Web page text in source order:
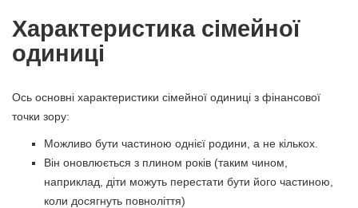
Характеристика сімейної
одиниці
Ось основні характеристики сімейної одиниці з фінансової
точки зору:
Можливо бути частиною однієї родини, а не кількох.
Він оновлюється з плином років (таким чином,
наприклад, діти можуть перестати бути його частиною,
коли досягнуть повноліття)